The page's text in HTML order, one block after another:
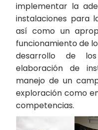
implementar la
instalaciones para
así como un
funcionamiento de
desarrollo de los
elaboración de
manejo de un
exploración como
competencias.